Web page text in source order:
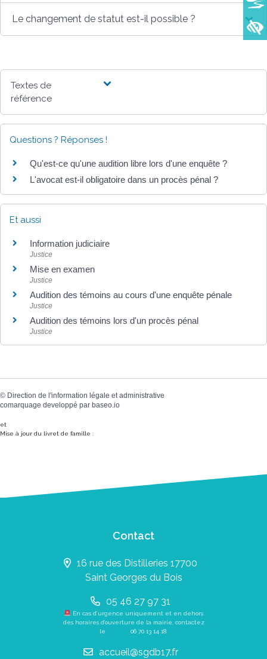
Le changement de statut est-il possible ?
Textes de
référence
Questions ? Réponses !
Qu'est-ce qu'une audition libre lors d'une enquête ?
L'avocat est-il obligatoire dans un procès pénal ?
Et aussi
Information judiciaire
Justice
Mise en examen
Justice
Audition des témoins au cours d'une enquête pénale
Justice
Audition des témoins lors d'un procès pénal
Justice
© Direction de l'information légale et administrative
comarquage developpé par baseo.io
et
Mise à jour du livret de famille :
Contact
16 rue des Distilleries 17700
Saint Georges du Bois
05 46 27 97 31
En cas d’urgence uniquement et en dehors
des horaires d’ouverture de la mairie, contactez
le 06 70 13 14 18.
accueil@sgdb17.fr